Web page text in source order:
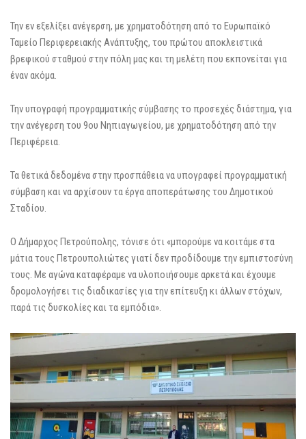
Την εν εξελίξει ανέγερση, με χρηματοδότηση από το Ευρωπαϊκό
Ταμείο Περιφερειακής Ανάπτυξης, του πρώτου αποκλειστικά
βρεφικού σταθμού στην πόλη μας και τη μελέτη που εκπονείται για
έναν ακόμα.
Την υπογραφή προγραμματικής σύμβασης το προσεχές διάστημα, για
την ανέγερση του 9ου Νηπιαγωγείου, με χρηματοδότηση από την
Περιφέρεια.
Τα θετικά δεδομένα στην προσπάθεια να υπογραφεί προγραμματική
σύμβαση και να αρχίσουν τα έργα αποπεράτωσης του Δημοτικού
Σταδίου.
Ο Δήμαρχος Πετρούπολης, τόνισε ότι «μπορούμε να κοιτάμε στα
μάτια τους Πετρουπολιώτες γιατί δεν προδίδουμε την εμπιστοσύνη
τους. Με αγώνα καταφέραμε να υλοποιήσουμε αρκετά και έχουμε
δρομολογήσει τις διαδικασίες για την επίτευξη κι άλλων στόχων,
παρά τις δυσκολίες και τα εμπόδια».